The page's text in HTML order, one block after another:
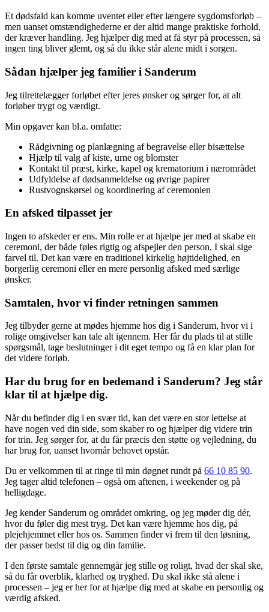
Et dødsfald kan komme uventet eller efter længere sygdomsforløb –
men uanset omstændighederne er der altid mange praktiske forhold,
der kræver handling. Jeg hjælper dig med at få styr på processen, så
ingen ting bliver glemt, og så du ikke står alene midt i sorgen.
Sådan hjælper jeg familier i Sanderum
Jeg tilrettelægger forløbet efter jeres ønsker og sørger for, at alt
forløber trygt og værdigt.
Min opgaver kan bl.a. omfatte:
Rådgivning og planlægning af begravelse eller bisættelse
Hjælp til valg af kiste, urne og blomster
Kontakt til præst, kirke, kapel og krematorium i nærområdet
Udfyldelse af dødsanmeldelse og øvrige papirer
Rustvognskørsel og koordinering af ceremonien
En afsked tilpasset jer
Ingen to afskeder er ens. Min rolle er at hjælpe jer med at skabe en
ceremoni, der både føles rigtig og afspejler den person, I skal sige
farvel til. Det kan være en traditionel kirkelig højtidelighed, en
borgerlig ceremoni eller en mere personlig afsked med særlige
ønsker.
Samtalen, hvor vi finder retningen sammen
Jeg tilbyder gerne at mødes hjemme hos dig i Sanderum, hvor vi i
rolige omgivelser kan tale alt igennem. Her får du plads til at stille
spørgsmål, tage beslutninger i dit eget tempo og få en klar plan for
det videre forløb.
Har du brug for en bedemand i Sanderum? Jeg står
klar til at hjælpe dig.
Når du befinder dig i en svær tid, kan det være en stor lettelse at
have nogen ved din side, som skaber ro og hjælper dig videre trin
for trin. Jeg sørger for, at du får præcis den støtte og vejledning, du
har brug for, uanset hvornår behovet opstår.
Du er velkommen til at ringe til min døgnet rundt på 66 10 85 90.
Jeg tager altid telefonen – også om aftenen, i weekender og på
helligdage.
Jeg kender Sanderum og området omkring, og jeg møder dig dér,
hvor du føler dig mest tryg. Det kan være hjemme hos dig, på
plejehjemmet eller hos os. Sammen finder vi frem til den løsning,
der passer bedst til dig og din familie.
I den første samtale gennemgår jeg stille og roligt, hvad der skal ske,
så du får overblik, klarhed og tryghed. Du skal ikke stå alene i
processen – jeg er her for at hjælpe dig med at skabe en personlig og
værdig afsked.